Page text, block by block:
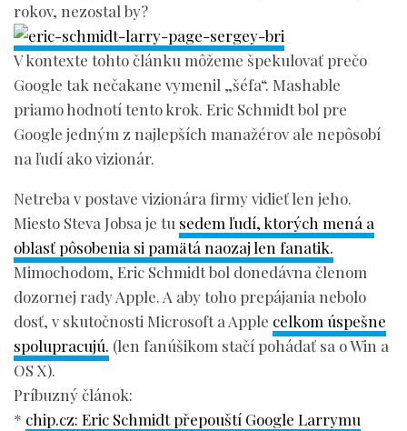
rokov, nezostal by?
V kontexte tohto článku môžeme špekulovať prečo
Google tak nečakane vymenil „šéfa“. Mashable
priamo hodnotí tento krok. Eric Schmidt bol pre
Google jedným z najlepších manažérov ale nepôsobí
na ľudí ako vizionár.
Netreba v postave vizionára firmy vidieť len jeho.
Miesto Steva Jobsa je tu sedem ľudí, ktorých mená a
oblasť pôsobenia si pamätá naozaj len fanatik.
Mimochodom, Eric Schmidt bol donedávna členom
dozornej rady Apple. A aby toho prepájania nebolo
dosť, v skutočnosti Microsoft a Apple celkom úspešne
spolupracujú. (len fanúšikom stačí pohádať sa o Win a
OS X).
Príbuzný článok:
* chip.cz: Eric Schmidt přepouští Google Larrymu